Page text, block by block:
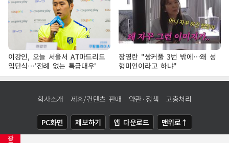
광
이강인, 오늘 서울서 AT마드리드
입단식…'전례 없는 특급대우'
장영란 "쌍커풀 3번 밖에…왜 성
형미인이라고 하냐"
회사소개 제휴/컨텐츠 판매 약관·정책 고충처리
PC화면 제보하기 앱 다운로드 맨위로↑